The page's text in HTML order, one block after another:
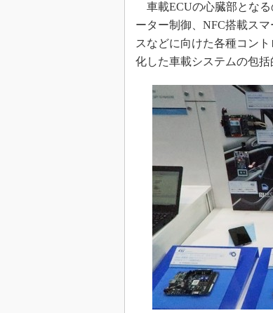
車載ECUの心臓部となる
ーター制御、NFC搭載スマ
スなどに向けた各種コン
化した車載システムの包括